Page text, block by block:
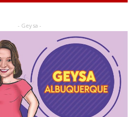
- Geysa -